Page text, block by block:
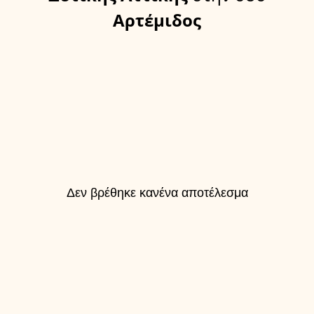
Αρτέμιδος
Δεν βρέθηκε κανένα αποτέλεσμα